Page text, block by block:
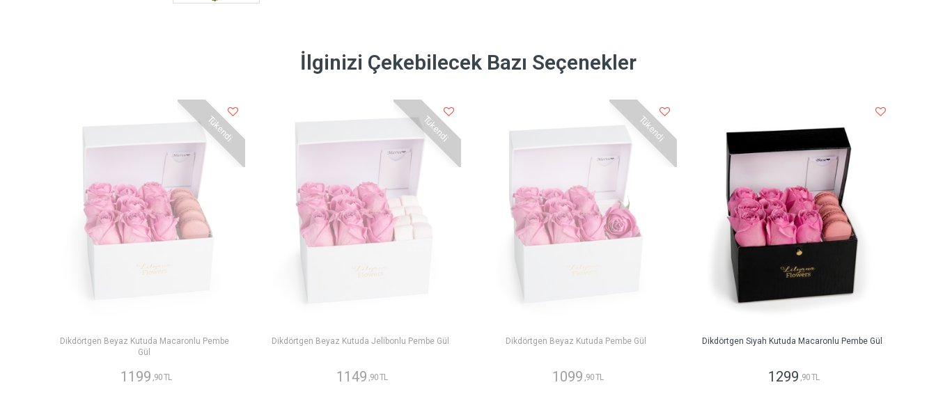
İlginizi Çekebilecek Bazı Seçenekler
Tükendi
Dikdörtgen Beyaz Kutuda Macaronlu Pembe
Gül
1199 ,90 TL
Tükendi
Dikdörtgen Beyaz Kutuda Jelibonlu Pembe Gül
1149 ,90 TL
Tükendi
Dikdörtgen Beyaz Kutuda Pembe Gül
1099 ,90 TL
Dikdörtgen Siyah Kutuda Macaronlu Pembe Gül
1299 ,90 TL